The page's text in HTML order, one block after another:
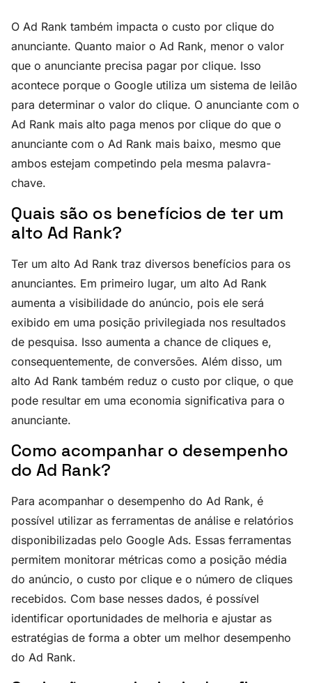
O Ad Rank também impacta o custo por clique do
anunciante. Quanto maior o Ad Rank, menor o valor
que o anunciante precisa pagar por clique. Isso
acontece porque o Google utiliza um sistema de leilão
para determinar o valor do clique. O anunciante com o
Ad Rank mais alto paga menos por clique do que o
anunciante com o Ad Rank mais baixo, mesmo que
ambos estejam competindo pela mesma palavra-
chave.
Quais são os benefícios de ter um
alto Ad Rank?
Ter um alto Ad Rank traz diversos benefícios para os
anunciantes. Em primeiro lugar, um alto Ad Rank
aumenta a visibilidade do anúncio, pois ele será
exibido em uma posição privilegiada nos resultados
de pesquisa. Isso aumenta a chance de cliques e,
consequentemente, de conversões. Além disso, um
alto Ad Rank também reduz o custo por clique, o que
pode resultar em uma economia significativa para o
anunciante.
Como acompanhar o desempenho
do Ad Rank?
Para acompanhar o desempenho do Ad Rank, é
possível utilizar as ferramentas de análise e relatórios
disponibilizadas pelo Google Ads. Essas ferramentas
permitem monitorar métricas como a posição média
do anúncio, o custo por clique e o número de cliques
recebidos. Com base nesses dados, é possível
identificar oportunidades de melhoria e ajustar as
estratégias de forma a obter um melhor desempenho
do Ad Rank.